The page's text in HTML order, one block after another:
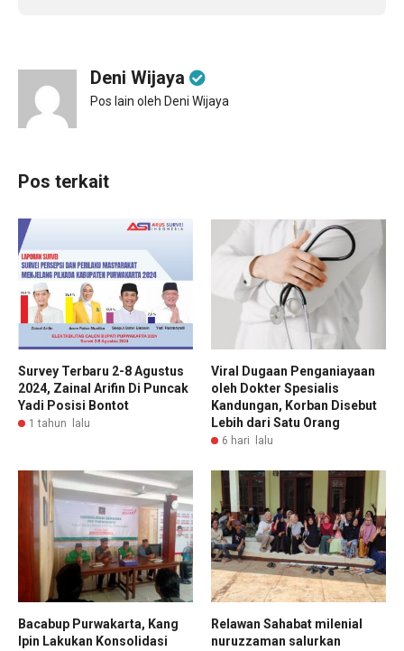
Deni Wijaya
Pos lain oleh Deni Wijaya
Pos terkait
Survey Terbaru 2-8 Agustus
2024, Zainal Arifin Di Puncak
Yadi Posisi Bontot
1 tahun lalu
Viral Dugaan Penganiayaan
oleh Dokter Spesialis
Kandungan, Korban Disebut
Lebih dari Satu Orang
6 hari lalu
Bacabup Purwakarta, Kang
Ipin Lakukan Konsolidasi
Relawan Sahabat milenial
nuruzzaman salurkan